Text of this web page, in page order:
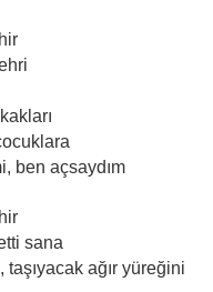
ben açsaydım
sana
ağır yüreğini